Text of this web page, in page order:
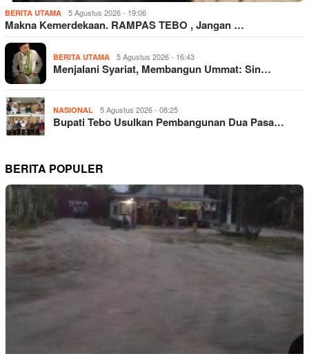
BERITA UTAMA 5 Agustus 2026 - 19:06
Makna Kemerdekaan. RAMPAS TEBO , Jangan …
BERITA UTAMA 5 Agustus 2026 - 16:43
​Menjalani Syariat, Membangun Ummat: Sin…
NASIONAL 5 Agustus 2026 - 08:25
Bupati Tebo Usulkan Pembangunan Dua Pasa…
BERITA POPULER